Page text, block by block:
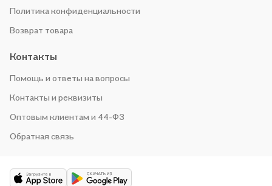
Политика конфиденциальности
Возврат товара
Контакты
Помощь и ответы на вопросы
Контакты и реквизиты
Оптовым клиентам и 44-ФЗ
Обратная связь